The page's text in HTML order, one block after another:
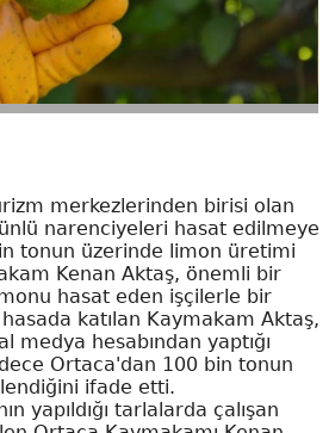
merkezlerinden birisi olan
narenciyeleri hasat edilmeye
tonun üzerinde limon üretimi
Kenan Aktaş, önemli bir
hasat eden işçilerle bir
katılan Kaymakam Aktaş,
medya hesabından yaptığı
Ortaca'dan 100 bin tonun
ifade etti.
yapıldığı tarlalarda çalışan